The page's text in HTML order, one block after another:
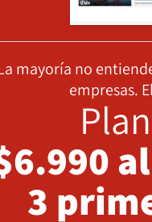
mayoría no
empresas.
3